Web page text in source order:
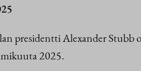
presidentti Alexander
2025.